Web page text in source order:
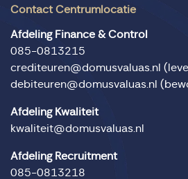
Contact Centrumlocatie
Afdeling Finance & Control
085-0813215
crediteuren@domusvaluas.nl
debiteuren@domusvaluas.nl
Afdeling Kwaliteit
kwaliteit@domusvaluas.nl
Afdeling Recruitment
085-0813218